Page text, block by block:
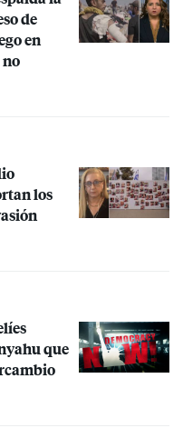
de
en
los
que